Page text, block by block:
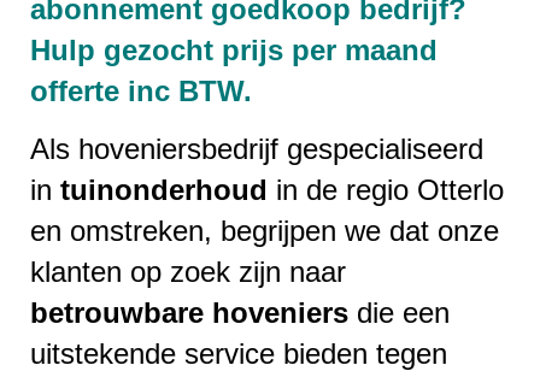
abonnement goedkoop bedrijf?
Hulp gezocht prijs per maand
offerte inc BTW.
Als hoveniersbedrijf gespecialiseerd
in tuinonderhoud in de regio Otterlo
en omstreken, begrijpen we dat onze
klanten op zoek zijn naar
betrouwbare hoveniers die een
uitstekende service bieden tegen